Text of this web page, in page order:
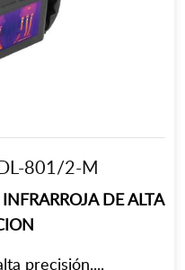
801/2-M
DE ALTA
precisión,...